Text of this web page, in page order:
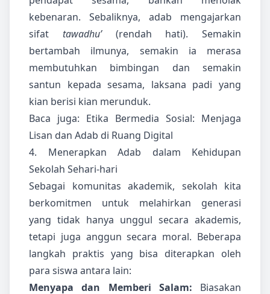
kebenaran. Sebaliknya, adab mengajarkan
sifat tawadhu’(rendah hati). Semakin
bertambah ilmunya, semakin ia merasa
membutuhkan bimbingan dan semakin
santun kepada sesama, laksana padi yang
kian berisi kian merunduk.
Baca juga: Etika Bermedia Sosial: Menjaga
Lisan dan Adab di Ruang Digital
4. Menerapkan Adab dalam Kehidupan
Sekolah Sehari-hari
Sebagai komunitas akademik, sekolah kita
berkomitmen untuk melahirkan generasi
yang tidak hanya unggul secara akademis,
tetapi juga anggun secara moral. Beberapa
langkah praktis yang bisa diterapkan oleh
para siswa antara lain:
Menyapa dan Memberi Salam: Biasakan